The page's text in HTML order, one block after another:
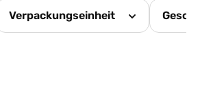
Verpackungseinheit